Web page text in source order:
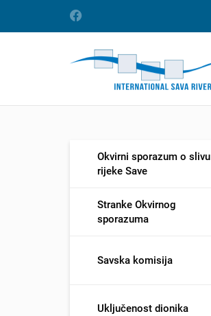
Okvirni sporazum o slivu
rijeke Save
Stranke Okvirnog
sporazuma
Savska komisija
Uključenost dionika